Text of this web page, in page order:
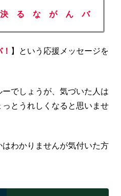
る な が ん バ
】という応援メッセージを
でしょうが、気づいた人は
とうれしくなると思いませ
わかりませんが気付いた方